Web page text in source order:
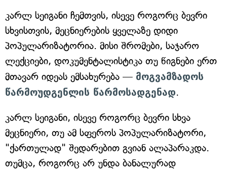
კარლ სეიგანი ჩემთვის, ისევე როგორც ბევრი
სხვისთვის, მეცნიერების ყველაზე დიდი
პოპულარიზატორია. მისი შრომები, საჯარო
ლექციები, დოკუმენტალისტიკა თუ წიგნები ერთ
მთავარ იდეას ემსახურება — მოგვამზადოს
წარმოუდგენლის წარმოსადგენად.
კარლ სეიგანი, ისევე როგორც ბევრი სხვა
მეცნიერი, თუ ამ სფეროს პოპულარიზატორი,
"ქართულად" შედარებით გვიან ალაპარაკდა.
თუმცა, როგორც არ უნდა ბანალურად